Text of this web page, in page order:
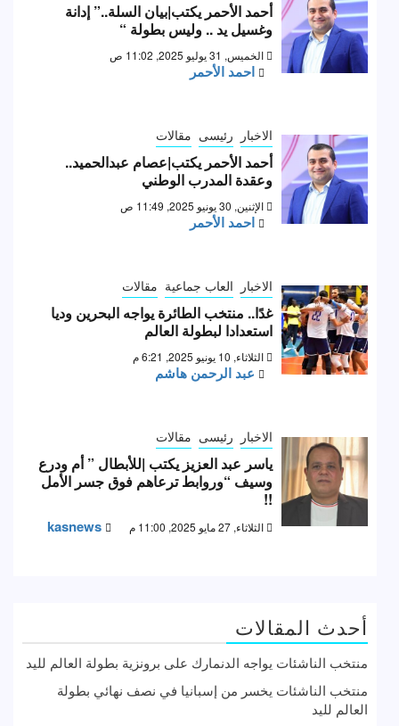
أحمد الأحمر يكتب|بيان السلة..” إدانة
وغسيل يد .. وليس بطولة “
الخميس, 31 يوليو 2025, 11:02 ص
احمد الأحمر
الاخبار رئيسى مقالات
أحمد الأحمر يكتب|عصام عبدالحميد..
وعقدة المدرب الوطني
الإثنين, 30 يونيو 2025, 11:49 ص
احمد الأحمر
الاخبار العاب جماعية مقالات
غدًا.. منتخب الطائرة يواجه البحرين وديا
استعدادا لبطولة العالم
الثلاثاء, 10 يونيو 2025, 6:21 م
عبد الرحمن هاشم
الاخبار رئيسى مقالات
ياسر عبد العزيز يكتب |للأبطال ” أم ودرع
وسيف “وروابط ترعاهم فوق جسر الأمل
!!
الثلاثاء, 27 مايو 2025, 11:00 م kasnews
أحدث المقالات
منتخب الناشئات يواجه الدنمارك على برونزية بطولة العالم لليد
منتخب الناشئات يخسر من إسبانيا في نصف نهائي بطولة
العالم لليد